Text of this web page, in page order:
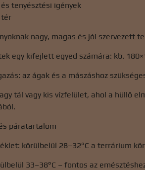
tenyésztési igények
tér
nagy, magas és jól szervezett
egy kifejlett egyed számára: kb.
az ágak és a mászáshoz
tál vagy kis vízfelület, ahol a hüllő
páratartalom
körülbelül 28–32°C a terrárium
33–38°C – fontos az